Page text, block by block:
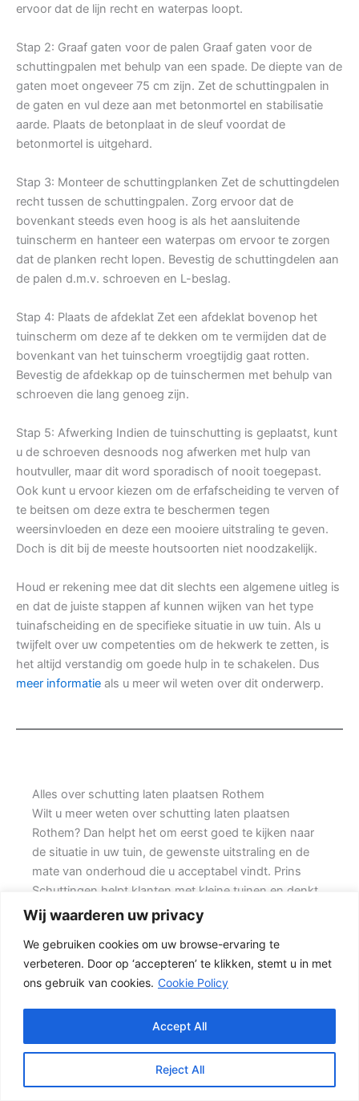
Wij waarderen uw privacy
We gebruiken cookies om uw browse-ervaring te
verbeteren. Door op ‘accepteren’ te klikken, stemt u in met
ons gebruik van cookies. Cookie Policy
Reject All
Accept All
ervoor dat de lijn recht en waterpas loopt.
Stap 2: Graaf gaten voor de palen Graaf gaten voor de
schuttingpalen met behulp van een spade. De diepte van de
gaten moet ongeveer 75 cm zijn. Zet de schuttingpalen in
de gaten en vul deze aan met betonmortel en stabilisatie
aarde. Plaats de betonplaat in de sleuf voordat de
betonmortel is uitgehard.
Stap 3: Monteer de schuttingplanken Zet de schuttingdelen
recht tussen de schuttingpalen. Zorg ervoor dat de
bovenkant steeds even hoog is als het aansluitende
tuinscherm en hanteer een waterpas om ervoor te zorgen
dat de planken recht lopen. Bevestig de schuttingdelen aan
de palen d.m.v. schroeven en L-beslag.
Stap 4: Plaats de afdeklat Zet een afdeklat bovenop het
tuinscherm om deze af te dekken om te vermijden dat de
bovenkant van het tuinscherm vroegtijdig gaat rotten.
Bevestig de afdekkap op de tuinschermen met behulp van
schroeven die lang genoeg zijn.
Stap 5: Afwerking Indien de tuinschutting is geplaatst, kunt
u de schroeven desnoods nog afwerken met hulp van
houtvuller, maar dit word sporadisch of nooit toegepast.
Ook kunt u ervoor kiezen om de erfafscheiding te verven of
te beitsen om deze extra te beschermen tegen
weersinvloeden en deze een mooiere uitstraling te geven.
Doch is dit bij de meeste houtsoorten niet noodzakelijk.
Houd er rekening mee dat dit slechts een algemene uitleg is
en dat de juiste stappen af kunnen wijken van het type
tuinafscheiding en de specifieke situatie in uw tuin. Als u
twijfelt over uw competenties om de hekwerk te zetten, is
het altijd verstandig om goede hulp in te schakelen. Dus
meer informatie als u meer wil weten over dit onderwerp.
Alles over schutting laten plaatsen Rothem
Wilt u meer weten over schutting laten plaatsen
Rothem? Dan helpt het om eerst goed te kijken naar
de situatie in uw tuin, de gewenste uitstraling en de
mate van onderhoud die u acceptabel vindt. Prins
Schuttingen helpt klanten met kleine tuinen en denkt
mee over een mooie oplossing.
Een goede schutting begint bij een duidelijke keuze.
Wilt u vooral een luxe uitstraling, dan kan een hout-
beton schutting met hoge betonplaat of zwarte
accenten goed passen. Daarbij spelen ook zaken mee
zoals windbelasting, hoogteverschillen, grondsoort,
erfgrens en de bereikbaarheid van de tuin.